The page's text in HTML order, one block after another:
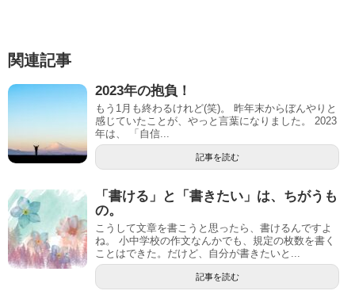
関連記事
2023年の抱負！
もう1月も終わるけれど(笑)。 昨年末からぼんやりと
感じていたことが、やっと言葉になりました。 2023
年は、 「自信...
記事を読む
「書ける」と「書きたい」は、ちがうも
の。
こうして文章を書こうと思ったら、書けるんですよ
ね。 小中学校の作文なんかでも、規定の枚数を書く
ことはできた。だけど、自分が書きたいと...
記事を読む